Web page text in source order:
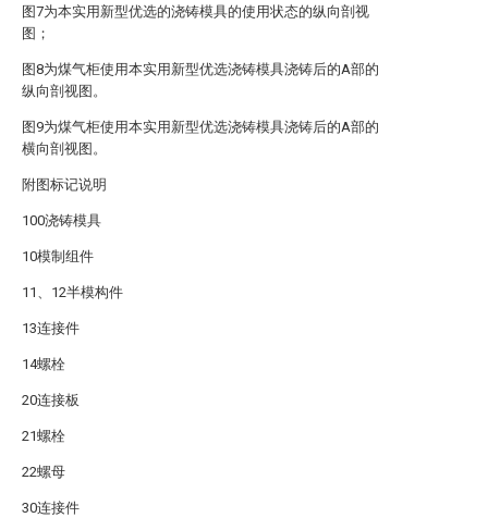
图7为本实用新型优选的浇铸模具的使用状态的纵向剖视
图；
图8为煤气柜使用本实用新型优选浇铸模具浇铸后的A部的
纵向剖视图。
图9为煤气柜使用本实用新型优选浇铸模具浇铸后的A部的
横向剖视图。
附图标记说明
100浇铸模具
10模制组件
11、12半模构件
13连接件
14螺栓
20连接板
21螺栓
22螺母
30连接件